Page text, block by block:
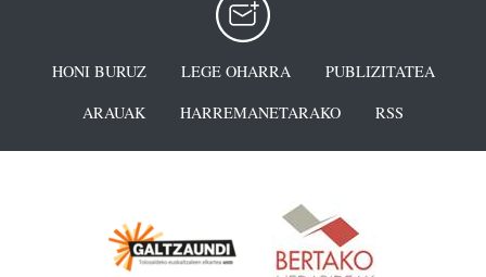
HONI BURUZ LEGE OHARRA
PUBLIZITATEA
ARAUAK
HARREMANETARAKO RSS